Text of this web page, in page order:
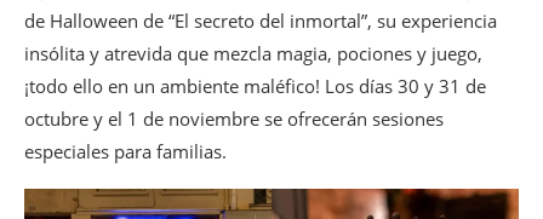
de Halloween de “El secreto del inmortal”, su experiencia
insólita y atrevida que mezcla magia, pociones y juego,
¡todo ello en un ambiente maléfico! Los días 30 y 31 de
octubre y el 1 de noviembre se ofrecerán sesiones
especiales para familias.